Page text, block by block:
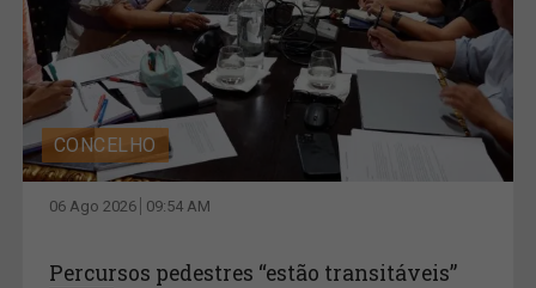
CONCELHO
06 Ago 2026 09:54 AM
Percursos pedestres “estão transitáveis”